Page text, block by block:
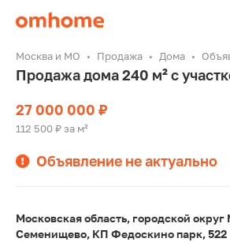
Москва и МО Продажа Дома
Продажа дома 240 м² с
27 000 000 ₽
112 500 ₽ за м²
Объявление не актуально
Московская область, городской
Семенищево, КП Федоскино парк, 522